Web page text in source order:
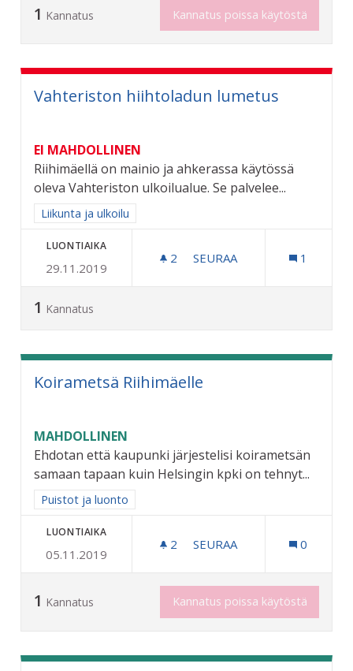
1 Kannatus Kannatus poissa käytöstä
Vahteriston hiihtoladun lumetus
EI MAHDOLLINEN
Riihimäellä on mainio ja ahkerassa käytössä
oleva Vahteriston ulkoilualue. Se palvelee...
Rajaa tulokset aihepiirin mukaan: Liikunta ja ulkoilu
Liikunta ja ulkoilu
LUONTIAIKA
29.11.2019
2 2 SEURAAJAA
SEURAA 1
1 Kannatus
Koirametsä Riihimäelle
MAHDOLLINEN
Ehdotan että kaupunki järjestelisi koirametsän
samaan tapaan kuin Helsingin kpki on tehnyt...
Rajaa tulokset aihepiirin mukaan: Puistot ja luonto
Puistot ja luonto
LUONTIAIKA
05.11.2019
2 2 SEURAAJAA
SEURAA 0
1 Kannatus Kannatus poissa käytöstä